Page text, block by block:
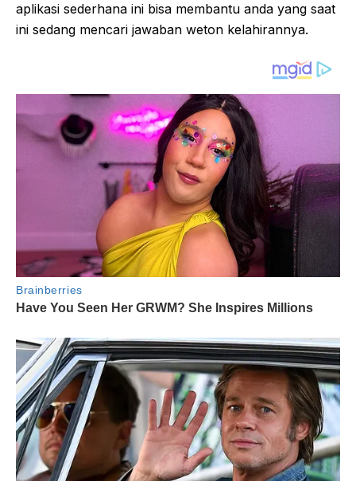
aplikasi sederhana ini bisa membantu anda yang saat
ini sedang mencari jawaban weton kelahirannya.